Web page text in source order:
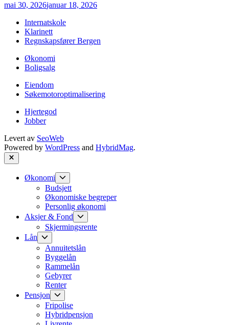
mai 30, 2026januar 18, 2026
Internatskole
Klarinett
Regnskapsfører Bergen
Økonomi
Boligsalg
Eiendom
Søkemotoroptimalisering
Hjertegod
Jobber
Levert av SeoWeb
Powered by WordPress and HybridMag.
Close
Økonomi
sub
menu
Budsjett
Økonomiske begreper
Personlig økonomi
Aksjer & Fond
sub
menu
Skjermingsrente
Lån
Show
sub
menu
Annuitetslån
Byggelån
Rammelån
Gebyrer
Renter
Pensjon
sub
menu
Fripolise
Hybridpensjon